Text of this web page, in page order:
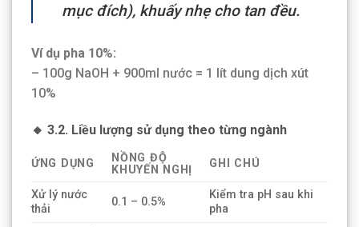
mục đích), khuấy nhẹ cho tan đều.
Ví dụ pha 10%:
– 100g NaOH + 900ml nước = 1 lít dung dịch xút
10%
🔸 3.2. Liều lượng sử dụng theo từng ngành
ỨNG DỤNG
NỒNG ĐỘ
KHUYẾN NGHỊ
GHI CHÚ
Xử lý nước
thải
0.1 – 0.5%
Kiểm tra pH sau khi
pha